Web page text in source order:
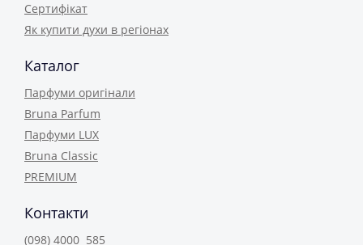
Сертифікат
Як купити духи в регіонах
Каталог
Парфуми оригінали
Bruna Parfum
Парфуми LUX
Bruna Classic
PREMIUM
Контакти
(098) 4000 585